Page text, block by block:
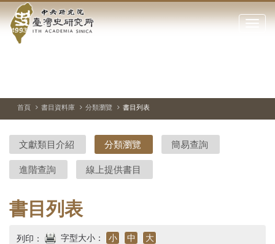
到中
央
院-
臺
灣
史
研
究
點
閉
站
停、
圖
圖
結
首頁 書目資料庫 分類瀏覽 書目列表
文獻類目介紹 分類瀏覽 簡易查詢
進階查詢 線上提供書目
書目列表
列印： 字型大小： 小 中 大